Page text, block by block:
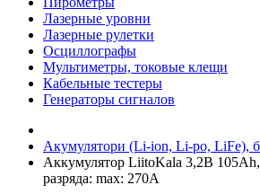
Лазерные уровни
Лазерные рулетки
Осциллографы
Мультиметры, токовые клещи
Кабельные тестеры
Генераторы сигналов
Акумулятори (Li-ion, Li-po, LiFe),
Аккумулятор LiitoKala 3,2В
разряда: max: 270A